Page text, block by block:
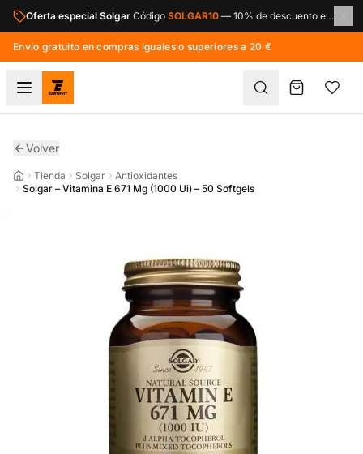
Saltar al contenido principal
Oferta especial Solgar Código SOLGAR10 — 10% de descuento en toda la marca Solgar.
Envío gratuito en compras iguales o superiores a 20 €
Volver
Tienda Solgar
Antioxidantes
Solgar – Vitamina E 671 Mg (1000 Ui) – 50 Softgels